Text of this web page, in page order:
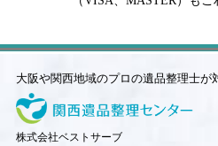
大阪や関西地域のプロの遺品整理士が
株式会社ベストサーブ